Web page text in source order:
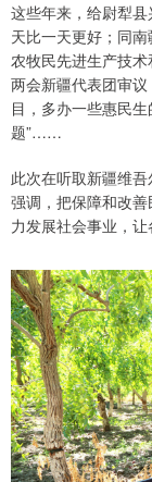
这些年来，给尉犁
天比一天更好；同
农牧民先进生产技
两会新疆代表团审
目，多办一些惠民
题”……
此次在听取新疆维
强调，把保障和改
力发展社会事业，让